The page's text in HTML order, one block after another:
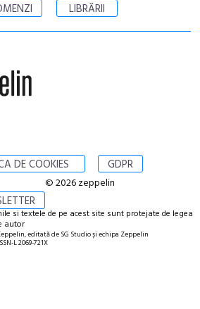
LIBRĂRII
DE COOKIES GDPR
© 2026 zeppelin
si textele de pe acest site sunt protejate de legea
autor
editată de SG Studio și echipa Zeppelin
L 2069-721X